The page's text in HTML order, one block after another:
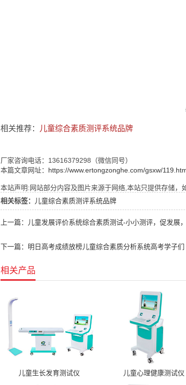
相关推荐： 儿童综合素质测评系统品牌
厂家咨询电话：13616379298（微信同号）
本篇文章网址： https://www.ertongzonghe.com/gsxw/
本站声明:网站部分内容及图片来源于网络,本站只提供存储
相关标签：
儿童综合素质测评系统品牌
上一篇：儿童发展评价系统综合素质测试-小小测评，促发展
下一篇：明日高考成绩放榜儿童综合素质分析系统高考学子
相关产品
儿童生长发育测试仪 儿童心理健康测试仪